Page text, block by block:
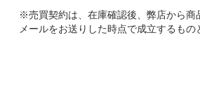
※売買契約は、在庫確認後、弊店から商
メールをお送りした時点で成立するもの